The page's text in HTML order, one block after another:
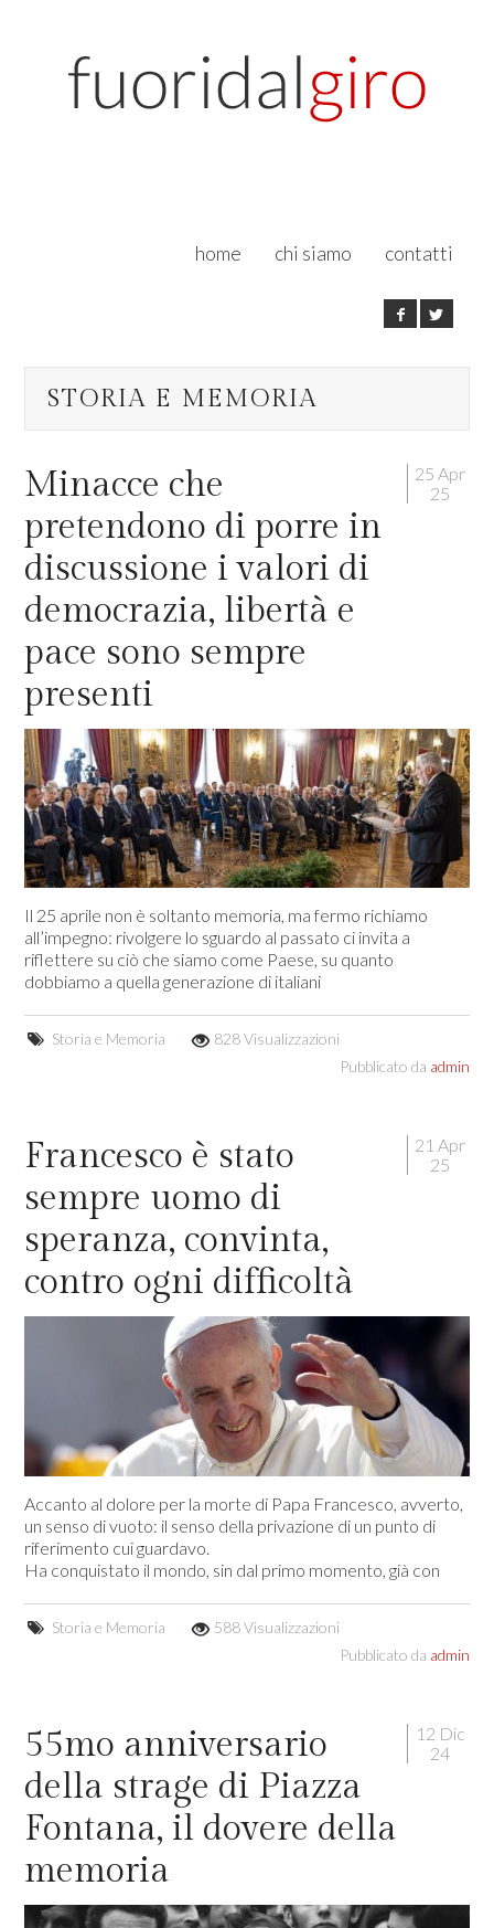
home chi siamo contatti
STORIA E MEMORIA
25 Apr
25
Minacce che
pretendono di porre in
discussione i valori di
democrazia, libertà e
pace sono sempre
presenti
Il 25 aprile non è soltanto memoria, ma fermo richiamo
all’impegno: rivolgere lo sguardo al passato ci invita a
riflettere su ciò che siamo come Paese, su quanto
dobbiamo a quella generazione di italiani
Storia e Memoria
828 Visualizzazioni
Pubblicato da admin
21 Apr
25
Francesco è stato
sempre uomo di
speranza, convinta,
contro ogni difficoltà
Accanto al dolore per la morte di Papa Francesco, avverto,
un senso di vuoto: il senso della privazione di un punto di
riferimento cui guardavo.
Ha conquistato il mondo, sin dal primo momento, già con
Storia e Memoria
588 Visualizzazioni
Pubblicato da admin
12 Dic
24
55mo anniversario
della strage di Piazza
Fontana, il dovere della
memoria